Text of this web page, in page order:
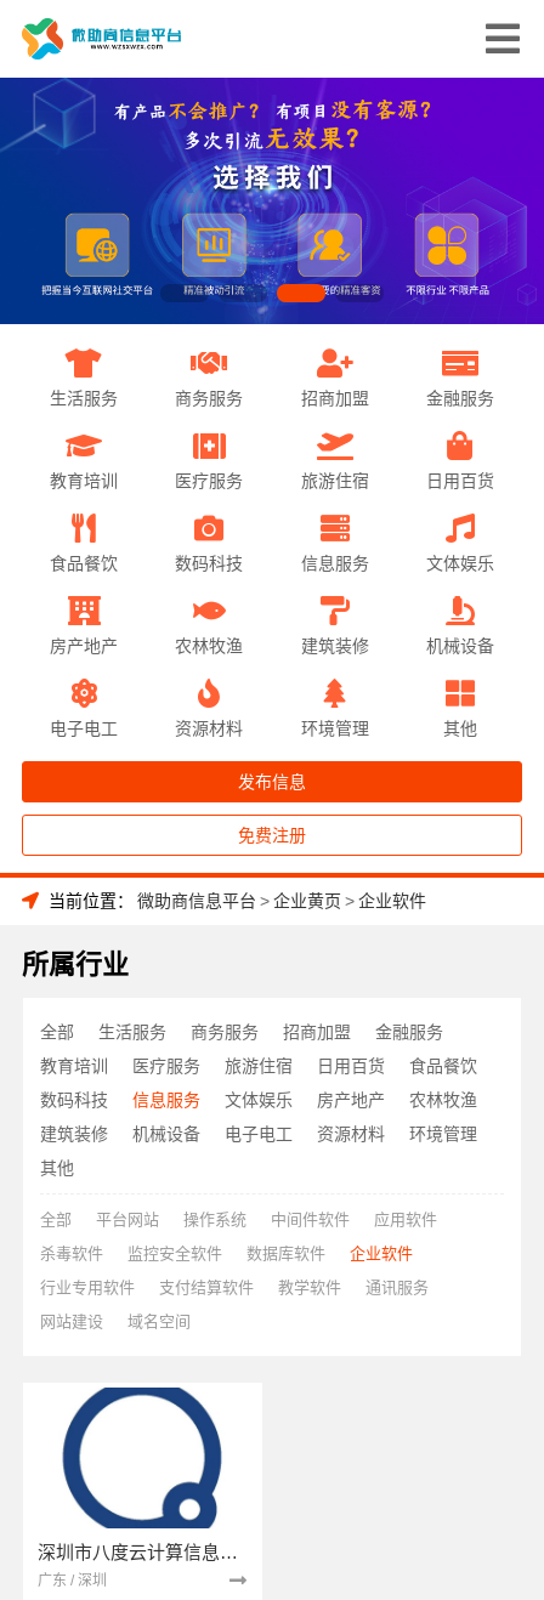
生活服务 商务服务 招商加盟 金融服务
教育培训 医疗服务 旅游住宿 日用百货
食品餐饮 数码科技 信息服务 文体娱乐
房产地产 农林牧渔 建筑装修 机械设备
电子电工 资源材料 环境管理 其他
发布信息
免费注册
当前位置： 微助商信息平台 >企业黄页 >企业软件
所属行业
全部 生活服务 商务服务 招商加盟
金融服务
教育培训
医疗服务 旅游住宿 日用百货
食品餐饮
数码科技
信息服务 文体娱乐 房产地产
农林牧渔
建筑装修
机械设备 电子电工 资源材料
环境管理
其他
全部 平台网站 操作系统 中间件软件
应用软件
杀毒软件
监控安全软件 数据库软件
企业软件
行业专用软件
支付结算软件 教学软件
通讯服务
网站建设
域名空间
深圳市八度云计算信息技术有限公司
广东 / 深圳